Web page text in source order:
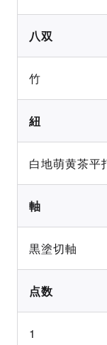
八双
竹
紐
白地萌黄茶平
軸
黒塗切軸
点数
1